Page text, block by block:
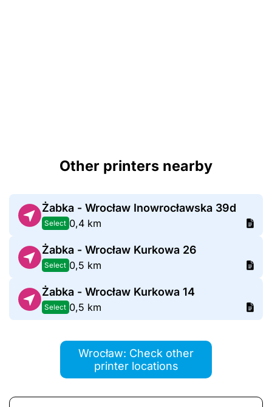
Other printers nearby
Żabka - Wrocław Inowrocławska 39d
Select 0,4 km
Żabka - Wrocław Kurkowa 26
Select 0,5 km
Żabka - Wrocław Kurkowa 14
Select 0,5 km
Wrocław: Check other
printer locations